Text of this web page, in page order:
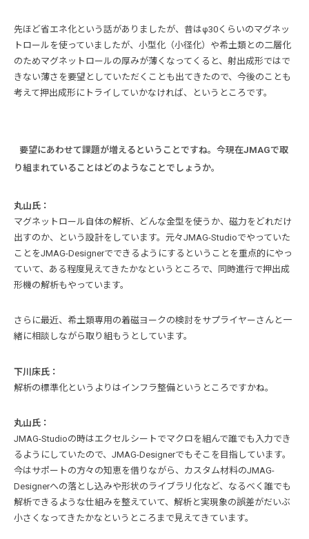
先ほど省エネ化という話がありましたが、昔はφ30くらいのマグネッ
トロールを使っていましたが、小型化（小径化）や希土類との二層化
のためマグネットロールの厚みが薄くなってくると、射出成形ではで
きない薄さを要望としていただくことも出てきたので、今後のことも
考えて押出成形にトライしていかなければ、というところです。
要望にあわせて課題が増えるということですね。今現在JMAGで取
り組まれていることはどのようなことでしょうか。
丸山氏：
マグネットロール自体の解析、どんな金型を使うか、磁力をどれだけ
出すのか、という設計をしています。元々JMAG-Studioでやっていた
ことをJMAG-Designerでできるようにするということを重点的にやっ
ていて、ある程度見えてきたかなというところで、同時進行で押出成
形機の解析もやっています。
さらに最近、希土類専用の着磁ヨークの検討をサプライヤーさんと一
緒に相談しながら取り組もうとしています。
下川床氏：
解析の標準化というよりはインフラ整備というところですかね。
丸山氏：
JMAG-Studioの時はエクセルシートでマクロを組んで誰でも入力でき
るようにしていたので、JMAG-Designerでもそこを目指しています。
今はサポートの方々の知恵を借りながら、カスタム材料のJMAG-
Designerへの落とし込みや形状のライブラリ化など、なるべく誰でも
解析できるような仕組みを整えていて、解析と実現象の誤差がだいぶ
小さくなってきたかなというところまで見えてきています。